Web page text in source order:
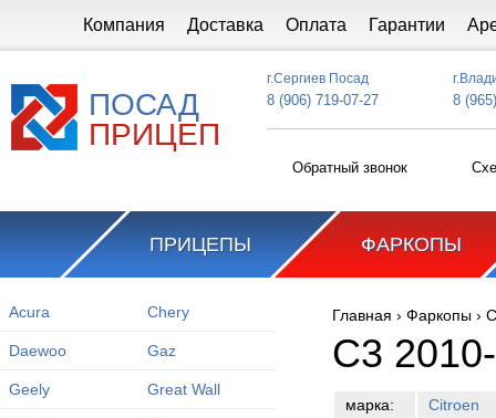
Компания Доставка Оплата Гарантии
ПОСАД
ПРИЦЕП
г.Сергиев Посад
8 (906) 719-07-27 8
Обратный звонок
ПРИЦЕПЫ ФАРКОПЫ
Acura Chery
Daewoo Gaz
Geely Great Wall
Вы здесь
Главная › Фаркопы ›
C3
марка:
Citroen